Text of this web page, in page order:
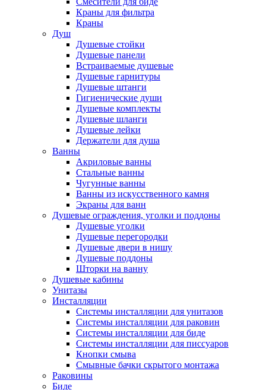
Краны для фильтра
Краны
Душ
Душевые стойки
Душевые панели
Встраиваемые душевые
Душевые гарнитуры
Душевые штанги
Гигиенические души
Душевые комплекты
Душевые шланги
Душевые лейки
Держатели для душа
Ванны
Акриловые ванны
Стальные ванны
Чугунные ванны
Ванны из искусственного камня
Экраны для ванн
Душевые ограждения, уголки и поддоны
Душевые уголки
Душевые перегородки
Душевые двери в нишу
Душевые поддоны
Шторки на ванну
Душевые кабины
Унитазы
Инсталляции
Системы инсталляции для унитазов
Системы инсталляции для раковин
Системы инсталляции для биде
Системы инсталляции для писсуаров
Кнопки смыва
Смывные бачки скрытого монтажа
Раковины
Биде